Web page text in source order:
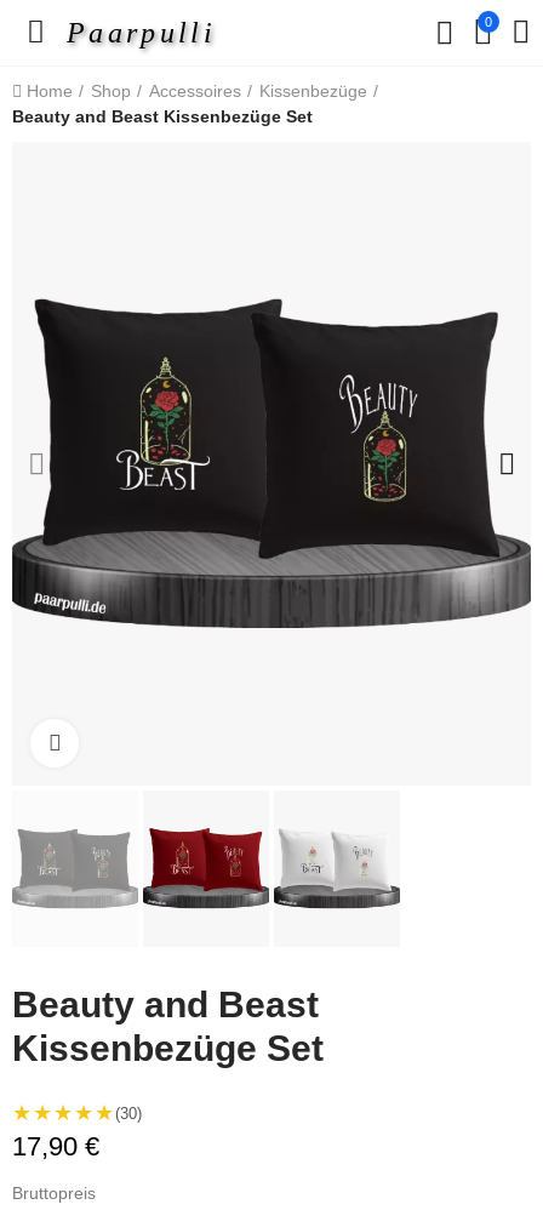
Paarpulli 0
Home Shop Accessoires
Kissenbezüge
Beauty and Beast Kissenbezüge Set
Beauty and Beast
Kissenbezüge Set
★★★★★(30)
17,90 €
Bruttopreis